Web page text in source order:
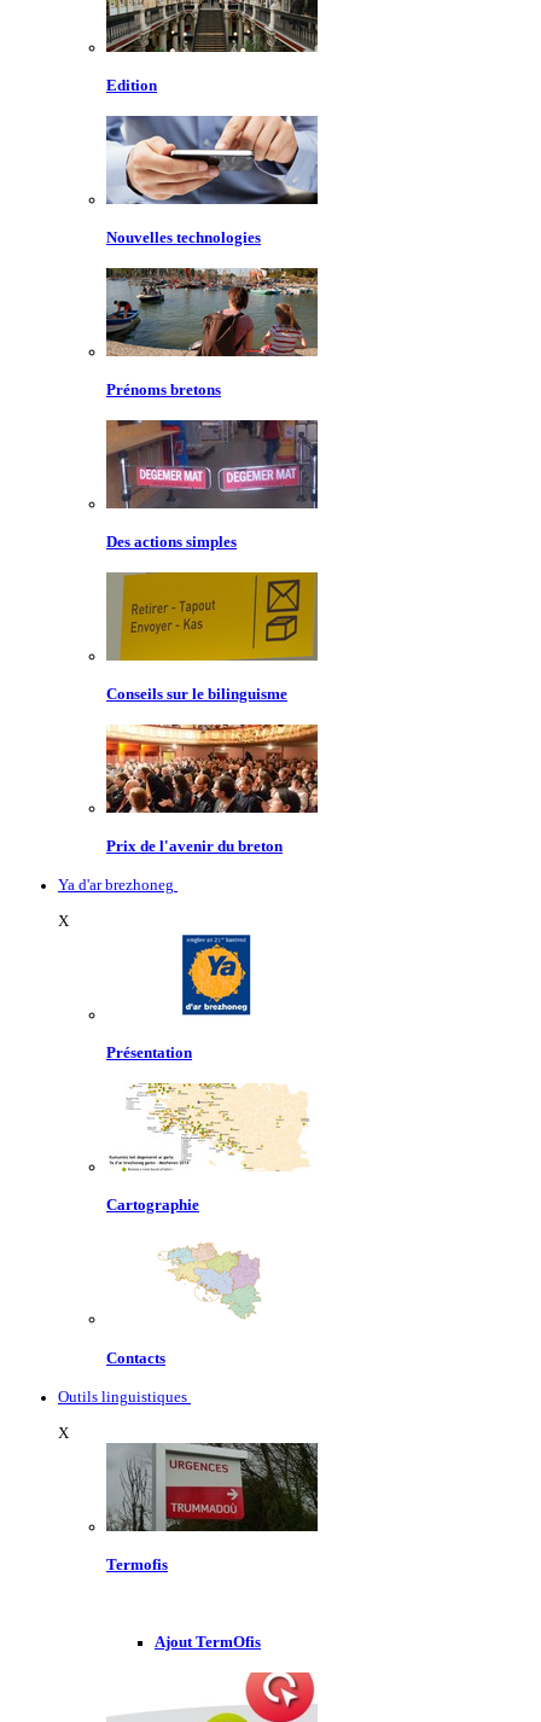
Edition
Nouvelles technologies
Prénoms bretons
Des actions simples
Conseils sur le bilinguisme
Prix de l'avenir du breton
Ya d'ar brezhoneg
X
Présentation
Cartographie
Contacts
Outils linguistiques
X
Termofis
Ajout TermOfis